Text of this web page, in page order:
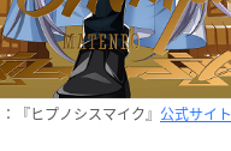
『ヒプノシスマイク』 公式サイト